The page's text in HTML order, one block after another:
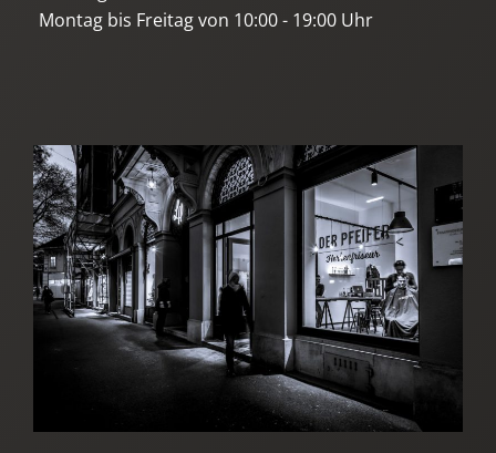
Montag bis Freitag von 10:00 - 19:00 Uhr